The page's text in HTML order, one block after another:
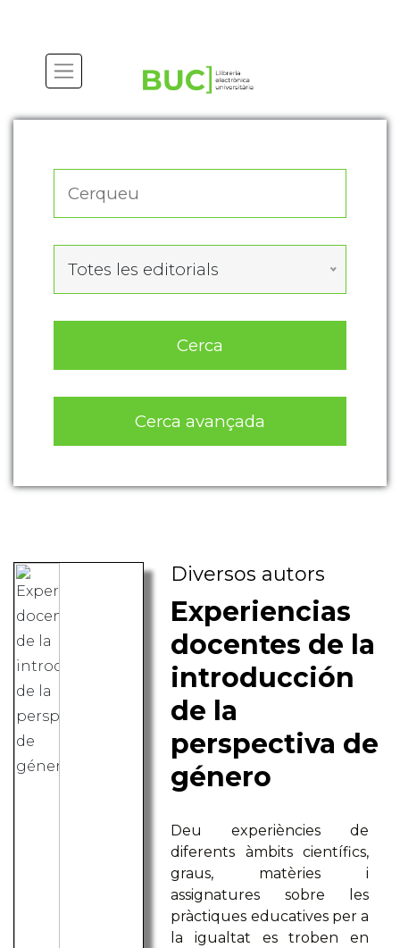
Totes les editorials
Cerca
Cerca avançada
Diversos autors
Experiencias
docentes de la
introducción
de la
perspectiva de
género
Deu experiències de
diferents àmbits científics,
graus, matèries i
assignatures sobre les
pràctiques educatives per a
la igualtat es troben en